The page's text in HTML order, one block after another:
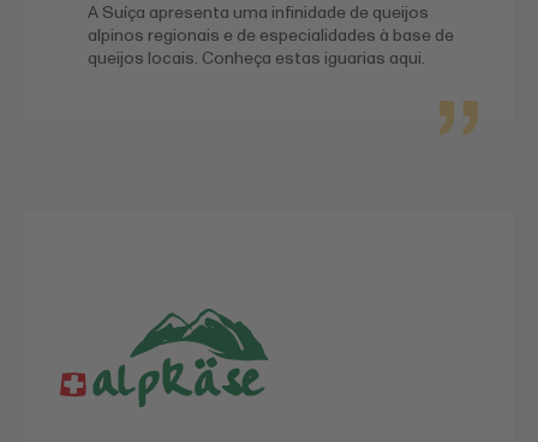
A Suíça apresenta uma infinidade de queijos
alpinos regionais e de especialidades à base de
queijos locais. Conheça estas iguarias aqui.